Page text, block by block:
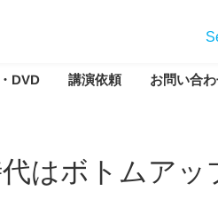
DVD 講演依頼 お問い合
はボトムアッ